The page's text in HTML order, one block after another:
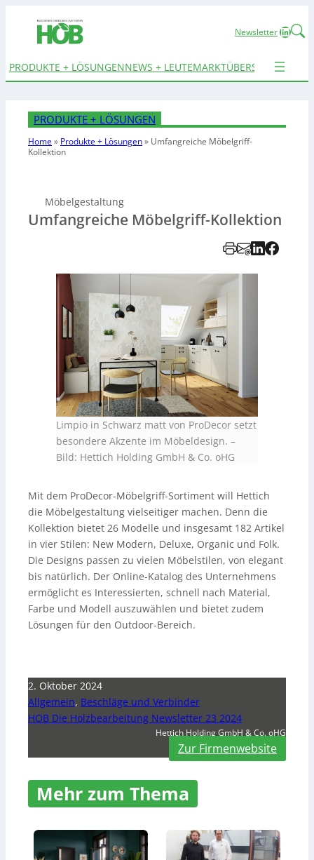
Newsletter
PRODUKTE + LÖSUNGENNEWS + LEUTEMARKTÜBERSICHTEN
PRODUKTE + LÖSUNGEN
Home» Produkte + Lösungen» Umfangreiche Möbelgriff-
Kollektion
Möbelgestaltung
Umfangreiche Möbelgriff-Kollektion
Limpio in Schwarz matt von ProDecor setzt
besondere Akzente im Möbeldesign. –
Bild: Hettich Holding GmbH & Co. oHG
Mit dem ProDecor-Möbelgriff-Sortiment will Hettich
die Möbelgestaltung vielseitiger machen. Denn die
Kollektion bietet 26 Modelle und insgesamt 182 Artikel
in vier Stilen: New Modern, Deluxe, Organic und Folk.
Die Designs passen zu vielen Möbelstilen, von elegant
bis natürlich. Der Online-Katalog des Unternehmens
ermöglicht es Interessierten, schnell nach Material,
Farbe und Modell auszuwählen und bietet zudem
Lösungen für den Outdoor-Bereich.
2. Oktober 2024
Allgemein, Beschläge und Verbinder
HOB Die Holzbearbeitung Newsletter 23 2024
Hettich Holding GmbH & Co. oHG
Zur Firmenwebsite
Mehr zum Thema